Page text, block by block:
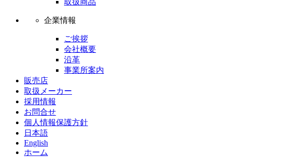
取扱商品
企業情報
ご挨拶
会社概要
沿革
事業所案内
販売店
取扱メーカー
採用情報
お問合せ
個人情報保護方針
日本語
English
ホーム